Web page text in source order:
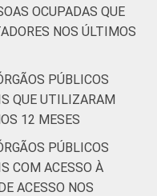
OCUPADAS QUE
NOS ÚLTIMOS
PÚBLICOS
QUE UTILIZARAM
12 MESES
PÚBLICOS
COM ACESSO À
ACESSO NOS